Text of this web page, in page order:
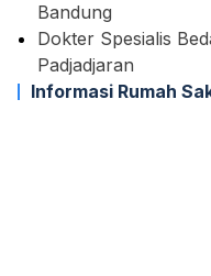
Bandung
Dokter Spesialis
Padjadjaran
Informasi Rumah